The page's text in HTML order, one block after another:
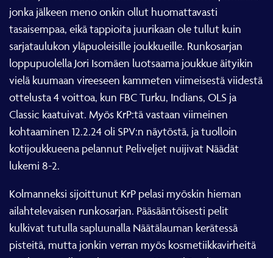
jonka jälkeen meno onkin ollut huomattavasti
tasaisempaa, eikä tappioita juurikaan ole tullut kuin
sarjataulukon yläpuoleisille joukkueille. Runkosarjan
loppupuolella Jori Isomäen luotsaama joukkue äityikin
vielä kuumaan vireeseen kammeten viimeisestä viidestä
ottelusta 4 voittoa, kun FBC Turku, Indians, OLS ja
Classic kaatuivat. Myös KrP:tä vastaan viimeinen
kohtaaminen 12.2.24 oli SPV:n näytöstä, ja tuolloin
kotijoukkueena pelannut Peliveljet nuijivat Näädät
lukemi 8-2.
Kolmanneksi sijoittunut KrP pelasi myöskin hieman
ailahtelevaisen runkosarjan. Pääsääntöisesti pelit
kulkivat tutulla sapluunalla Näätälauman kerätessä
pisteitä, mutta jonkin verran myös kosmetiikkavirheitä